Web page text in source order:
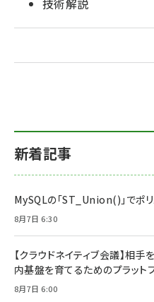
技術解説
新着記事
MySQLの「ST_Union()」でポ
8月7日 6:30
【クラウドネイティブ会議】相
内基盤を育てるためのプラット
8月7日 6:00